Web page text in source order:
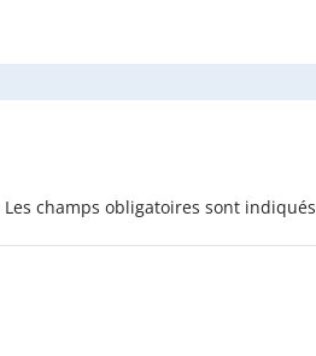
Les champs obligatoires sont